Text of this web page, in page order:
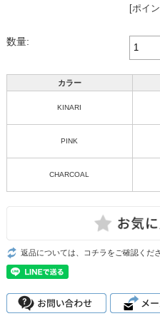
[ポイ
数量:
カラー
KINARI
PINK
CHARCOAL
返品については、コチラをご確認くださ